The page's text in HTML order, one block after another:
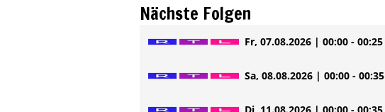
Nächste Folgen
Fr, 07.08.2026 | 00:00 - 00:25
Sa, 08.08.2026 | 00:00 - 00:35